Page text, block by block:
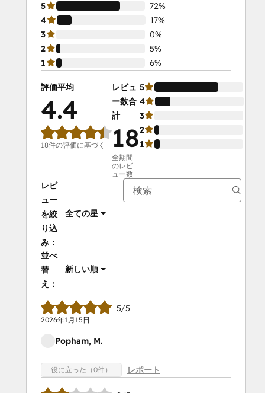
5
72%
4
17%
3
0%
2
5%
1
6%
評価平均
4.4
18件の評価に基づく
レビュ
ー数合
計
18
全期間
のレビ
ュー数
5
4
3
2
1
レビ
ュー
を絞
り込
み：
全ての星
並べ
替
え：
新しい順
5/5
2026年1月15日
Popham, M.
役に立った（0件） レポート